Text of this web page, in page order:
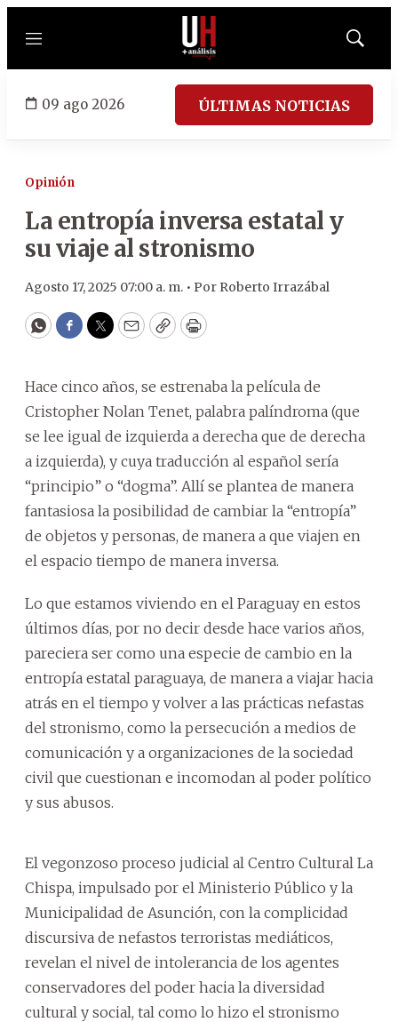
Menú
Mostrar
09 ago 2026 ÚLTIMAS NOTICIAS
Opinión
La entropía inversa estatal y
su viaje al stronismo
Agosto 17, 2025 07:00 a. m. • Por Roberto Irrazábal
WhatsApp
Facebook
Twitter
EmailCopyPrint
Hace cinco años, se estrenaba la película de
Cristopher Nolan Tenet, palabra palíndroma (que
se lee igual de izquierda a derecha que de derecha
a izquierda), y cuya traducción al español sería
“principio” o “dogma”. Allí se plantea de manera
fantasiosa la posibilidad de cambiar la “entropía”
de objetos y personas, de manera a que viajen en
el espacio tiempo de manera inversa.
Lo que estamos viviendo en el Paraguay en estos
últimos días, por no decir desde hace varios años,
pareciera ser como una especie de cambio en la
entropía estatal paraguaya, de manera a viajar hacia
atrás en el tiempo y volver a las prácticas nefastas
del stronismo, como la persecución a medios de
comunicación y a organizaciones de la sociedad
civil que cuestionan e incomodan al poder político
y sus abusos.
El vegonzoso proceso judicial al Centro Cultural La
Chispa, impulsado por el Ministerio Público y la
Municipalidad de Asunción, con la complicidad
discursiva de nefastos terroristas mediáticos,
revelan el nivel de intolerancia de los agentes
conservadores del poder hacia la diversidad
cultural y social, tal como lo hizo el stronismo